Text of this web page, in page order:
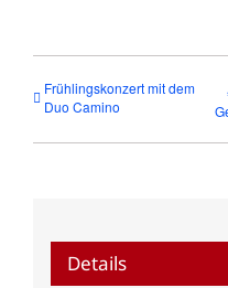
Frühlingskonzert mit dem
Duo Camino
Details